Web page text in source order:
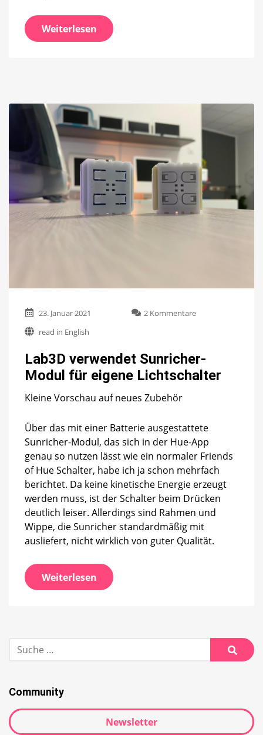
Weiterlesen
23. Januar 2021 2 Kommentarezu
Modul
für
eigene
read in English
Lab3D verwendet Sunricher-
Modul für eigene Lichtschalter
Kleine Vorschau auf neues Zubehör
Über das mit einer Batterie ausgestattete
Sunricher-Modul, das sich in der Hue-App
genau so nutzen lässt wie ein normaler Friends
of Hue Schalter, habe ich ja schon mehrfach
berichtet. Da keine kinetische Energie erzeugt
werden muss, ist der Schalter beim Drücken
deutlich leiser. Allerdings sind Rahmen und
Wippe, die Sunricher standardmäßig mit
ausliefert, nicht wirklich von guter Qualität.
Weiterlesen
Suche
nach:
Suche
Community
Newsletter